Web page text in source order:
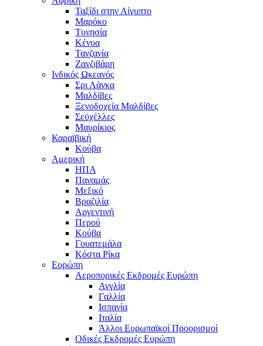
Ταξίδι στην Αίγυπτο
Μαρόκο
Τυνησία
Κένυα
Τανζανία
Ζανζιβάρη
Ινδικός Ωκεανός
Σρι Λάνκα
Μαλδίβες
Ξενοδοχεία Μαλδίβες
Σεϋχέλλες
Μαυρίκιος
Καραϊβική
Κούβα
Αμερική
ΗΠΑ
Παναμάς
Μεξικό
Βραζιλία
Αργεντινή
Περού
Κούβα
Γουατεμάλα
Κόστα Ρίκα
Ευρώπη
Αεροπορικές Εκδρομές Ευρώπη
Αγγλία
Γαλλία
Ισπανία
Ιταλία
Άλλοι Ευρωπαϊκοί Προορισμοί
Οδικές Εκδρομές Ευρώπη